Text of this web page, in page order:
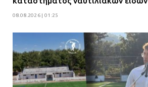
08.08.2026 | 01:25